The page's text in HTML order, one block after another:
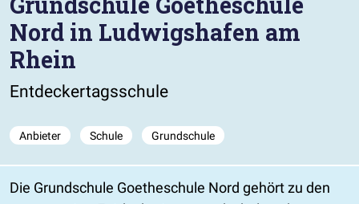
Nord in Ludwigshafen am
Rhein
Entdeckertagsschule
Anbieter Schule Grundschule
Die Grundschule Goetheschule Nord gehört zu den